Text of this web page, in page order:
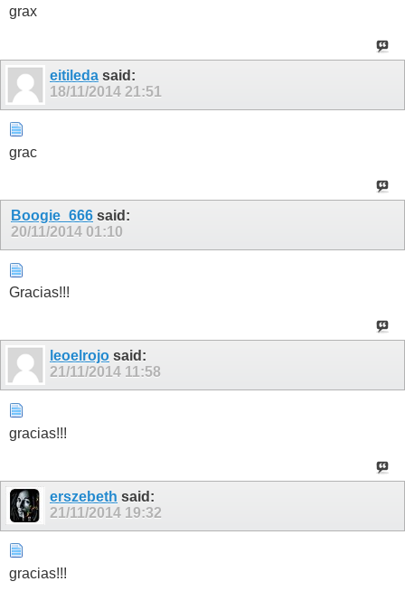
grax
eitileda said:
18/11/2014 21:51
grac
Boogie_666 said:
20/11/2014 01:10
Gracias!!!
leoelrojo said:
21/11/2014 11:58
gracias!!!
erszebeth said:
21/11/2014 19:32
gracias!!!